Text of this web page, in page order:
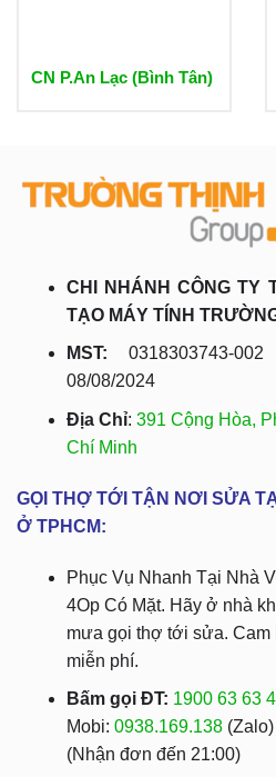
CN P.An Lạc (Bình Tân)
CHI NHÁNH CÔNG TY
TẠO MÁY TÍNH
MST: 0318303743-
08/08/2024
Địa Chỉ: 391 Cộng Hòa,
Chí Minh
GỌI THỢ TỚI TẬN NƠI SỬA
Ở TPHCM:
Phục Vụ Nhanh Tại Nhà
4Op Có Mặt. Hãy ở nhà
mưa gọi thợ tới sửa.
miễn phí.
Bấm gọi ĐT: 1900 63 63
Mobi: 0938.169.138
(Nhận đơn đến 21:00)